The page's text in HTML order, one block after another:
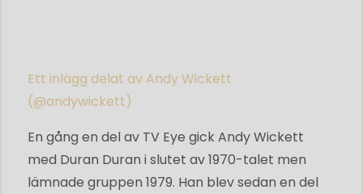
Ett inlägg delat av Andy Wickett
(@andywickett)
En gång en del av TV Eye gick Andy Wickett
med Duran Duran i slutet av 1970-talet men
lämnade gruppen 1979. Han blev sedan en del